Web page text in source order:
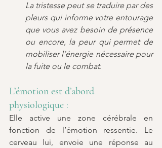
La tristesse peut se traduire par des
pleurs qui informe votre entourage
que vous avez besoin de présence
ou encore, la peur qui permet de
mobiliser l’énergie nécessaire pour
la fuite ou le combat.
L’émotion est d’abord
physiologique :
Elle active une zone cérébrale en
fonction de l’émotion ressentie. Le
cerveau lui, envoie une réponse au